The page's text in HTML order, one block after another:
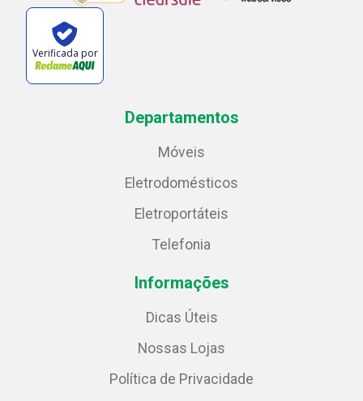
Verificada por
Departamentos
Móveis
Eletrodomésticos
Eletroportáteis
Telefonia
Informações
Dicas Úteis
Nossas Lojas
Política de Privacidade